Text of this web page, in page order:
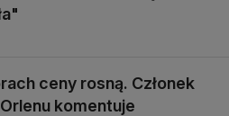
ceny rosną. Członek
komentuje